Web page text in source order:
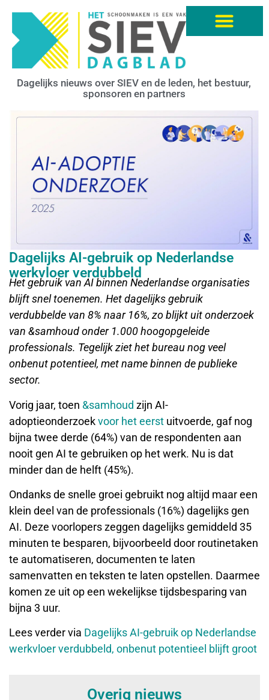
Dagelijks nieuws over SIEV en de leden, het bestuur,
sponsoren en partners
Dagelijks AI-gebruik op Nederlandse
werkvloer verdubbeld
Het gebruik van AI binnen Nederlandse organisaties
blijft snel toenemen. Het dagelijks gebruik
verdubbelde van 8% naar 16%, zo blijkt uit onderzoek
van &samhoud onder 1.000 hoogopgeleide
professionals. Tegelijk ziet het bureau nog veel
onbenut potentieel, met name binnen de publieke
sector.
Vorig jaar, toen &samhoud zijn AI-
adoptieonderzoekvoor het eerst uitvoerde, gaf nog
bijna twee derde (64%) van de respondenten aan
nooit gen AI te gebruiken op het werk. Nu is dat
minder dan de helft (45%).
Ondanks de snelle groei gebruikt nog altijd maar een
klein deel van de professionals (16%) dagelijks gen
AI. Deze voorlopers zeggen dagelijks gemiddeld 35
minuten te besparen, bijvoorbeeld door routinetaken
te automatiseren, documenten te laten
samenvatten en teksten te laten opstellen. Daarmee
komen ze uit op een wekelijkse tijdsbesparing van
bijna 3 uur.
Lees verder via Dagelijks AI-gebruik op Nederlandse
werkvloer verdubbeld, onbenut potentieel blijft groot
Overig nieuws